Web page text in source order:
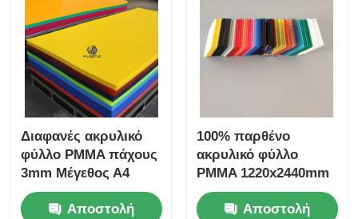
Διαφανές ακρυλικό
φύλλο PMMA πάχους
3mm Μέγεθος Α4
Υψηλής μετάδοσης
φωτός Πάνελ PMMA
Αποστολή
100% παρθένο
ακρυλικό φύλλο
PMMA 1220x2440mm
για ανώτερη
απόδοση κοπής με
Αποστολή